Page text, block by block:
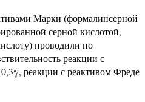
Марки (формалинсерной
серной кислотой,
проводили по
реакции с
реакции с реактивом Фреде